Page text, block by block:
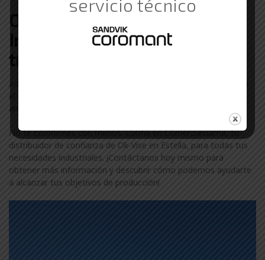
Otras marcas de Suministros
Industriales con las que
trabajamos en Estella
Además de Ok-Vise, colaboramos con otras marcas líderes en
el sector industrial en Estella. Descubre más sobre nuestra
amplia gama de marcas visitando nuestra
No te conformes con menos. Confía en ComercialGama, tu
distribuidor de confianza de Ok-Vise en Estella, para todas tus
necesidades industriales. ¡Contáctanos hoy mismo para
obtener más información y descubrir cómo podemos ayudarte
a alcanzar tus objetivos de producción!
servicio técnico